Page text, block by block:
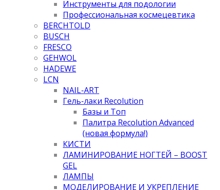
Инструменты для подологии
Профессиональная космецевтика
BERCHTOLD
BUSCH
FRESCO
GEHWOL
HADEWE
LCN
NAIL-ART
Гель-лаки Recolution
Базы и Топ
Палитра Recolution Advanced
(новая формула!)
КИСТИ
ЛАМИНИРОВАНИЕ НОГТЕЙ – BOOST
GEL
ЛАМПЫ
МОДЕЛИРОВАНИЕ И УКРЕПЛЕНИЕ